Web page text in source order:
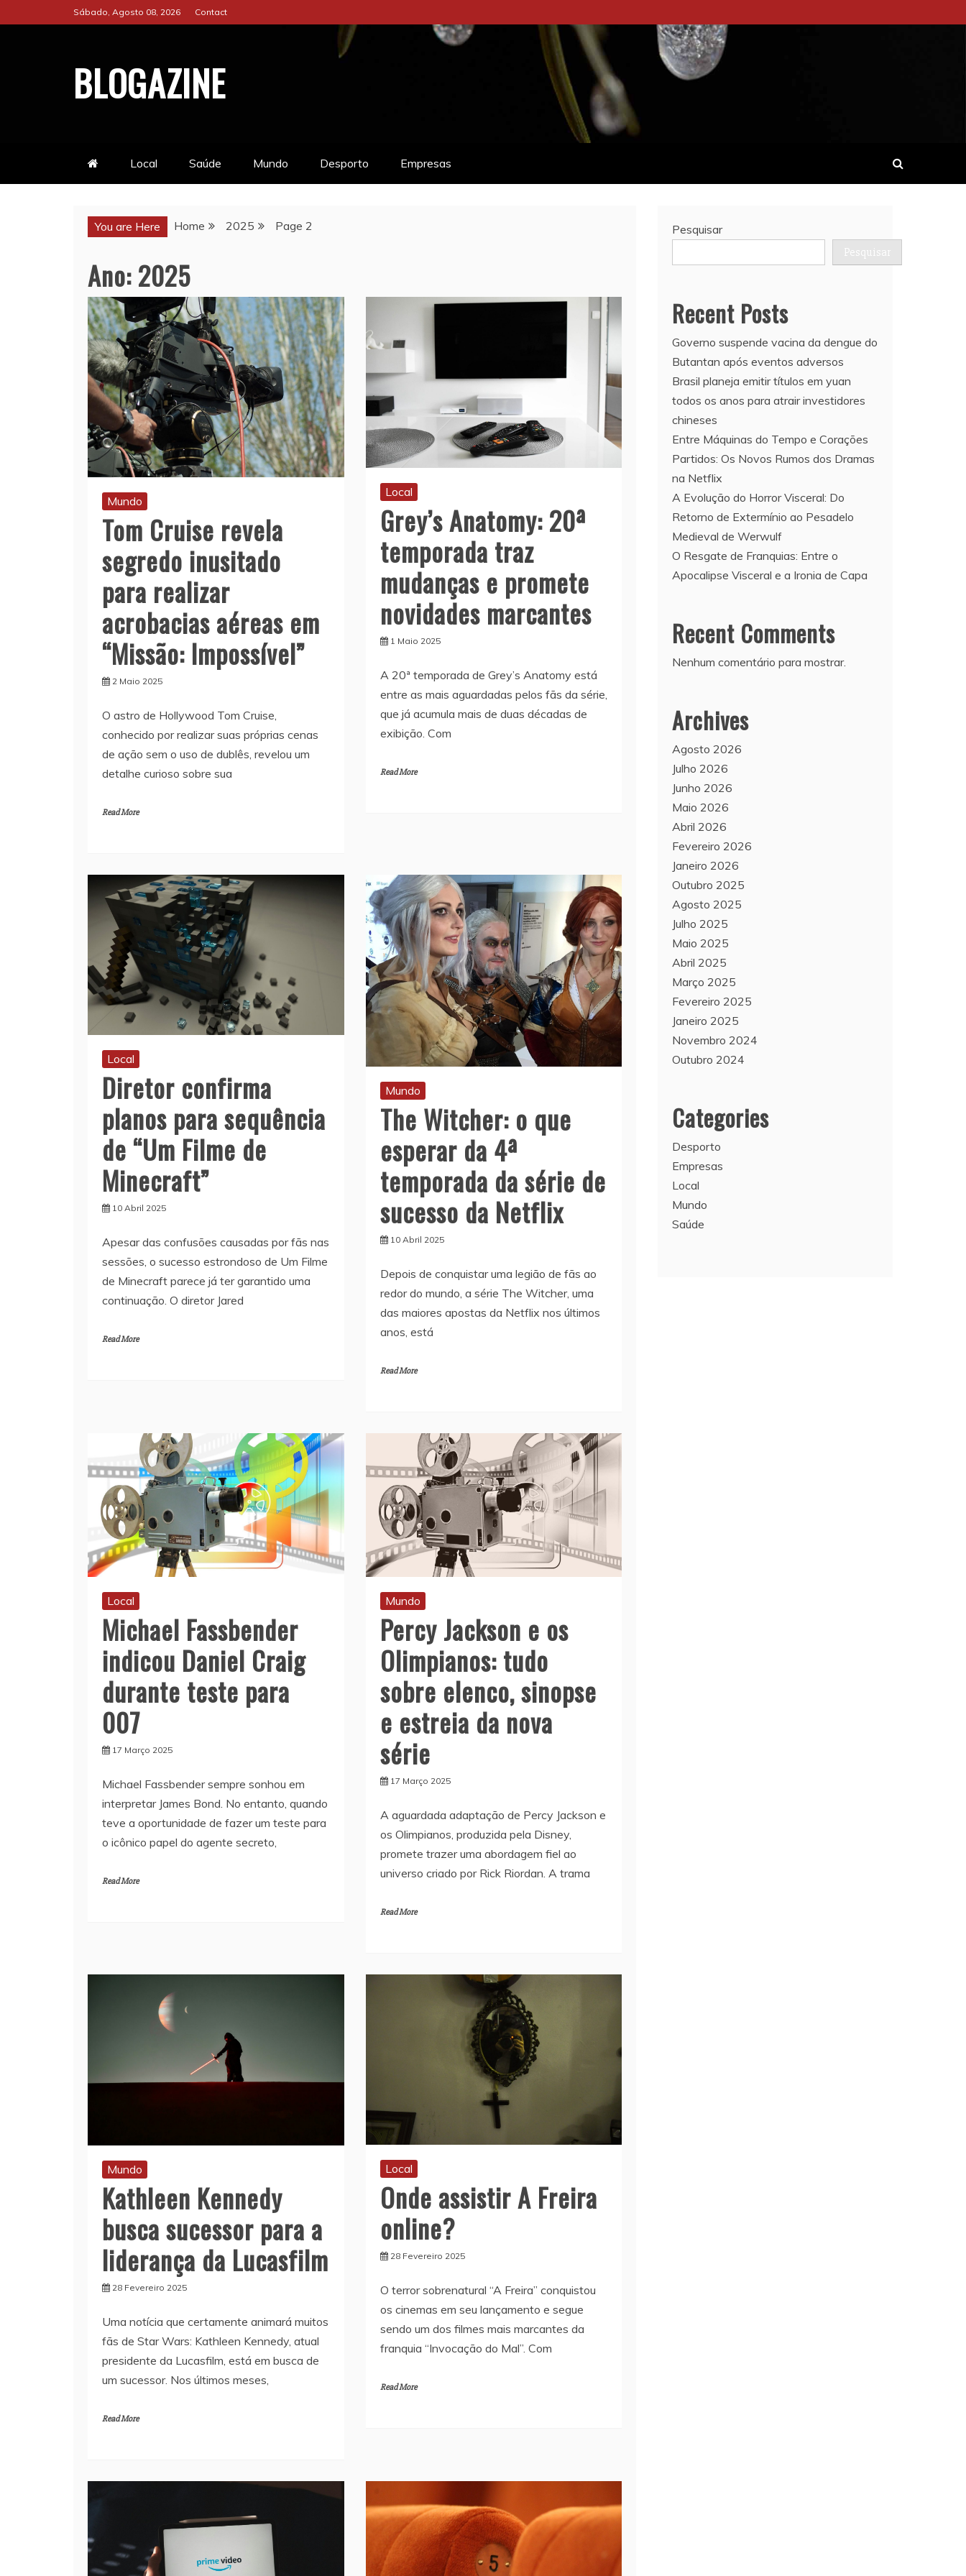
to
Sábado, Agosto 08, 2026 Contact
BLOGAZINE
Local Saúde Mundo Desporto Empresas
You are Here Home 2025 Page 2
Ano:2025
Mundo
Tom Cruise revela
segredo inusitado
para realizar
acrobacias aéreas em
“Missão: Impossível”
2 Maio 2025
O astro de Hollywood Tom Cruise,
conhecido por realizar suas próprias cenas
de ação sem o uso de dublês, revelou um
detalhe curioso sobre sua
Read More
Local
Grey’s Anatomy: 20ª
temporada traz
mudanças e promete
novidades marcantes
1 Maio 2025
A 20ª temporada de Grey’s Anatomy está
entre as mais aguardadas pelos fãs da série,
que já acumula mais de duas décadas de
exibição. Com
Read More
Local
Diretor confirma
planos para sequência
de “Um Filme de
Minecraft”
10 Abril 2025
Apesar das confusões causadas por fãs nas
sessões, o sucesso estrondoso de Um Filme
de Minecraft parece já ter garantido uma
continuação. O diretor Jared
Read More
Mundo
The Witcher: o que
esperar da 4ª
temporada da série de
sucesso da Netflix
10 Abril 2025
Depois de conquistar uma legião de fãs ao
redor do mundo, a série The Witcher, uma
das maiores apostas da Netflix nos últimos
anos, está
Read More
Local
Michael Fassbender
indicou Daniel Craig
durante teste para
007
17 Março 2025
Michael Fassbender sempre sonhou em
interpretar James Bond. No entanto, quando
teve a oportunidade de fazer um teste para
o icônico papel do agente secreto,
Read More
Mundo
Percy Jackson e os
Olimpianos: tudo
sobre elenco, sinopse
e estreia da nova
série
17 Março 2025
A aguardada adaptação de Percy Jackson e
os Olimpianos, produzida pela Disney,
promete trazer uma abordagem fiel ao
universo criado por Rick Riordan. A trama
Read More
Mundo
Kathleen Kennedy
busca sucessor para a
liderança da Lucasfilm
28 Fevereiro 2025
Uma notícia que certamente animará muitos
fãs de Star Wars: Kathleen Kennedy, atual
presidente da Lucasfilm, está em busca de
um sucessor. Nos últimos meses,
Read More
Local
Onde assistir A Freira
online?
28 Fevereiro 2025
O terror sobrenatural “A Freira” conquistou
os cinemas em seu lançamento e segue
sendo um dos filmes mais marcantes da
franquia “Invocação do Mal”. Com
Read More
Pesquisar
Pesquisar
Recent Posts
Governo suspende vacina da dengue do
Butantan após eventos adversos
Brasil planeja emitir títulos em yuan
todos os anos para atrair investidores
chineses
Entre Máquinas do Tempo e Corações
Partidos: Os Novos Rumos dos Dramas
na Netflix
A Evolução do Horror Visceral: Do
Retorno de Extermínio ao Pesadelo
Medieval de Werwulf
O Resgate de Franquias: Entre o
Apocalipse Visceral e a Ironia de Capa
Recent Comments
Nenhum comentário para mostrar.
Archives
Agosto 2026
Julho 2026
Junho 2026
Maio 2026
Abril 2026
Fevereiro 2026
Janeiro 2026
Outubro 2025
Agosto 2025
Julho 2025
Maio 2025
Abril 2025
Março 2025
Fevereiro 2025
Janeiro 2025
Novembro 2024
Outubro 2024
Categories
Desporto
Empresas
Local
Mundo
Saúde